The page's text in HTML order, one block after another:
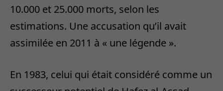
10.000 et 25.000 morts, selon les
estimations. Une accusation qu’il avait
assimilée en 2011 à « une légende ».
En 1983, celui qui était considéré comme un